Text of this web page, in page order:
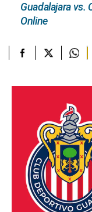
Guadalajara vs.
Online